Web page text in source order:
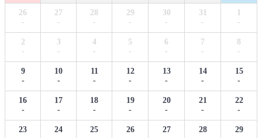
26
-
27
-
28
-
29
-
30
-
31
-
1
-
2
-
3
-
4
-
5
-
6
-
7
-
8
-
9
-
10
-
11
-
12
-
13
-
14
-
15
-
16
-
17
-
18
-
19
-
20
-
21
-
22
-
23
24
25
26
27
28
29